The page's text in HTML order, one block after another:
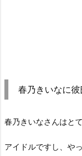
春乃きいなに彼
春乃きいなさんはと
アイドルですし、や